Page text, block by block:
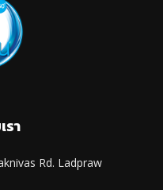
รา
Rd. Ladpraw